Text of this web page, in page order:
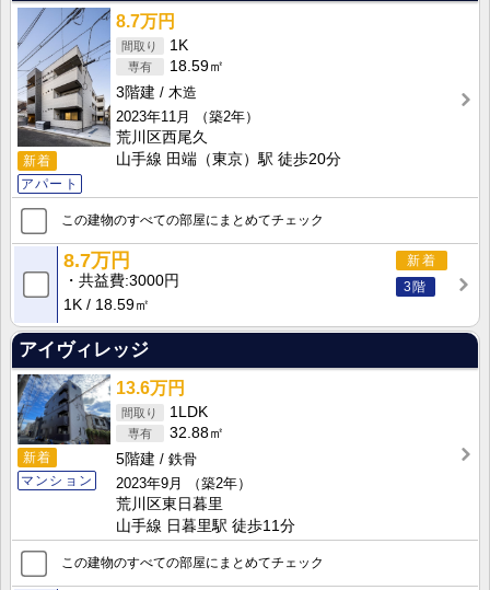
新着
アパート
8.7万円
1K
18.59㎡
3階建
木造
2023年11月
（築2年）
荒川区西尾久
山手線 田端（東京）駅 徒歩20分
この建物のすべての部屋にまとめてチェック
新着
3階
8.7万円
共益費 3000円
1K
18.59㎡
アイヴィレッジ
新着
マンション
13.6万円
1LDK
32.88㎡
5階建
鉄骨
2023年9月
（築2年）
荒川区東日暮里
山手線 日暮里駅 徒歩11分
この建物のすべての部屋にまとめてチェック